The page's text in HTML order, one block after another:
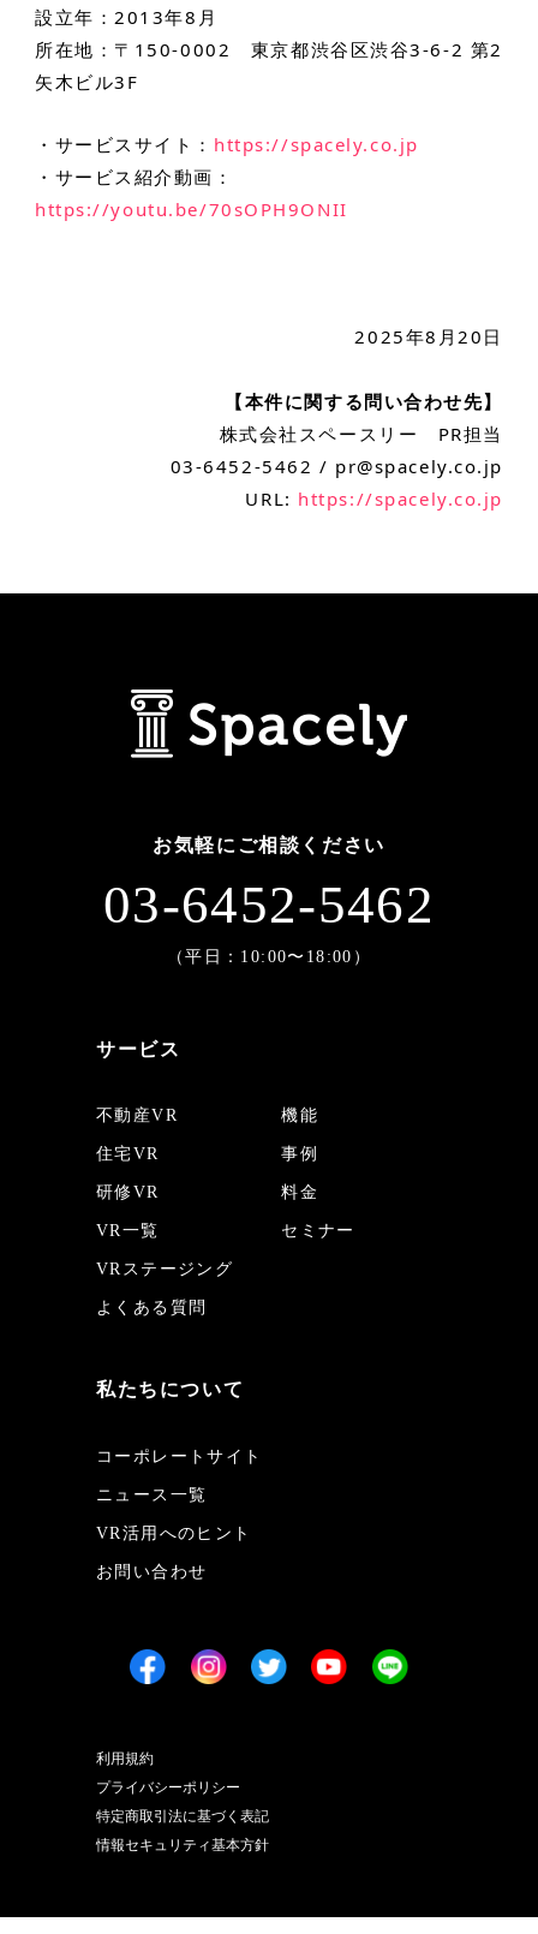
設立年：2013年8月
所在地：〒150-0002 東京都渋谷区渋谷3-6-2 第2
矢木ビル3F
・サービスサイト： https://spacely.co.jp
・サービス紹介動画：
https://youtu.be/70sOPH9ONII
2025年8月20日
【本件に関する問い合わせ先】
株式会社スペースリー PR担当
03-6452-5462 / pr@spacely.co.jp
URL: https://spacely.co.jp
サービス
不動産VR
住宅VR
研修VR
VR一覧
VRステージング
よくある質問
機能
事例
料金
セミナー
私たちについて
コーポレートサイト
ニュース一覧
VR活用へのヒント
お問い合わせ
お気軽にご相談ください
03-6452-5462
（平日：10:00〜18:00）
(C) 2016 - 2025 Spacely, Inc. All rights reserved.
利用規約
プライバシーポリシー
特定商取引法に基づく表記
情報セキュリティ基本方針